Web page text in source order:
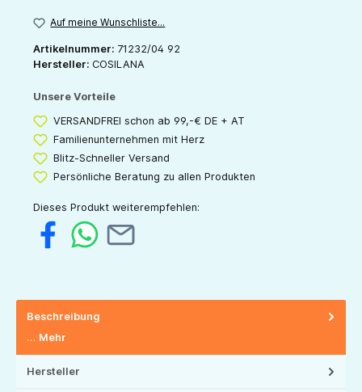
Auf meine Wunschliste...
Artikelnummer: 71232/04 92
Hersteller: COSILANA
Unsere Vorteile
VERSANDFREI schon ab 99,-€ DE + AT
Familienunternehmen mit Herz
Blitz-Schneller Versand
Persönliche Beratung zu allen Produkten
Dieses Produkt weiterempfehlen:
Beschreibung
… Mehr
Hersteller